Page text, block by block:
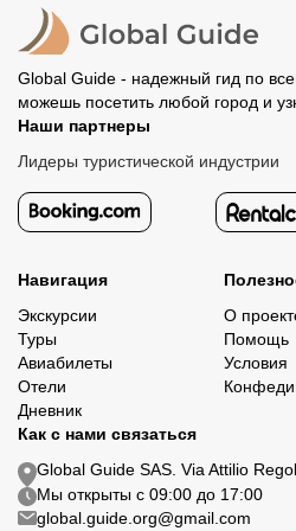
организатору напрямую не
Global Guide - надежный гид по
можешь посетить любой город и
Наши партнеры
Лидеры туристической индустрии
Навигация
Экскурсии
Туры
Авиабилеты
Отели
Дневник
О
Помощь
Условия
Как с нами связаться
Global Guide SAS. Via Attilio
Мы открыты с 09:00 до 17:00
global.guide.org@gmail.com